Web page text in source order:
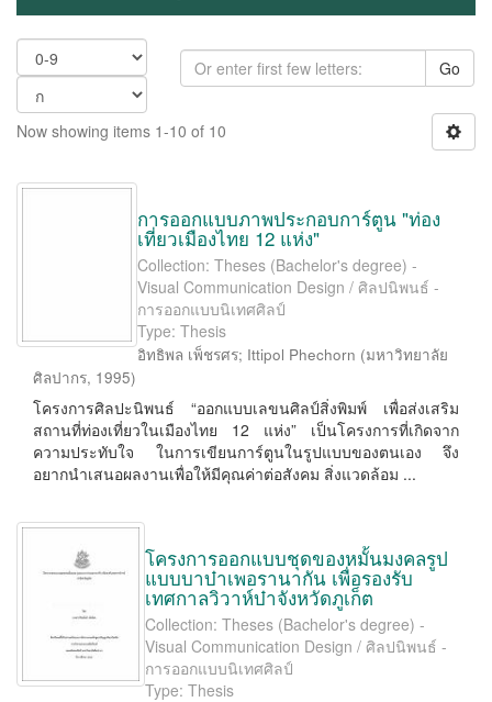
Go
Now showing items 1-10 of 10
การออกแบบภาพประกอบการ์ตูน "ท่อง
เที่ยวเมืองไทย 12 แห่ง"
Collection: Theses (Bachelor's degree) -
Visual Communication Design / ศิลปนิพนธ์ -
การออกแบบนิเทศศิลป์
Type: Thesis
อิทธิพล เพ็ชรศร; Ittipol Phechorn (มหาวิทยาลัย
ศิลปากร, 1995)
โครงการศิลปะนิพนธ์ “ออกแบบเลขนศิลป์สิ่งพิมพ์ เพื่อส่งเสริม
สถานที่ท่องเที่ยวในเมืองไทย 12 แห่ง” เป็นโครงการที่เกิดจาก
ความประทับใจ ในการเขียนการ์ตูนในรูปแบบของตนเอง จึง
อยากนำเสนอผลงานเพื่อให้มีคุณค่าต่อสังคม สิ่งแวดล้อม ...
โครงการออกแบบชุดของหมั้นมงคลรูป
แบบบาบ๋าเพอรานากัน เพื่อรองรับ
เทศกาลวิวาห์บ๋าจังหวัดภูเก็ต
Collection: Theses (Bachelor's degree) -
Visual Communication Design / ศิลปนิพนธ์ -
การออกแบบนิเทศศิลป์
Type: Thesis